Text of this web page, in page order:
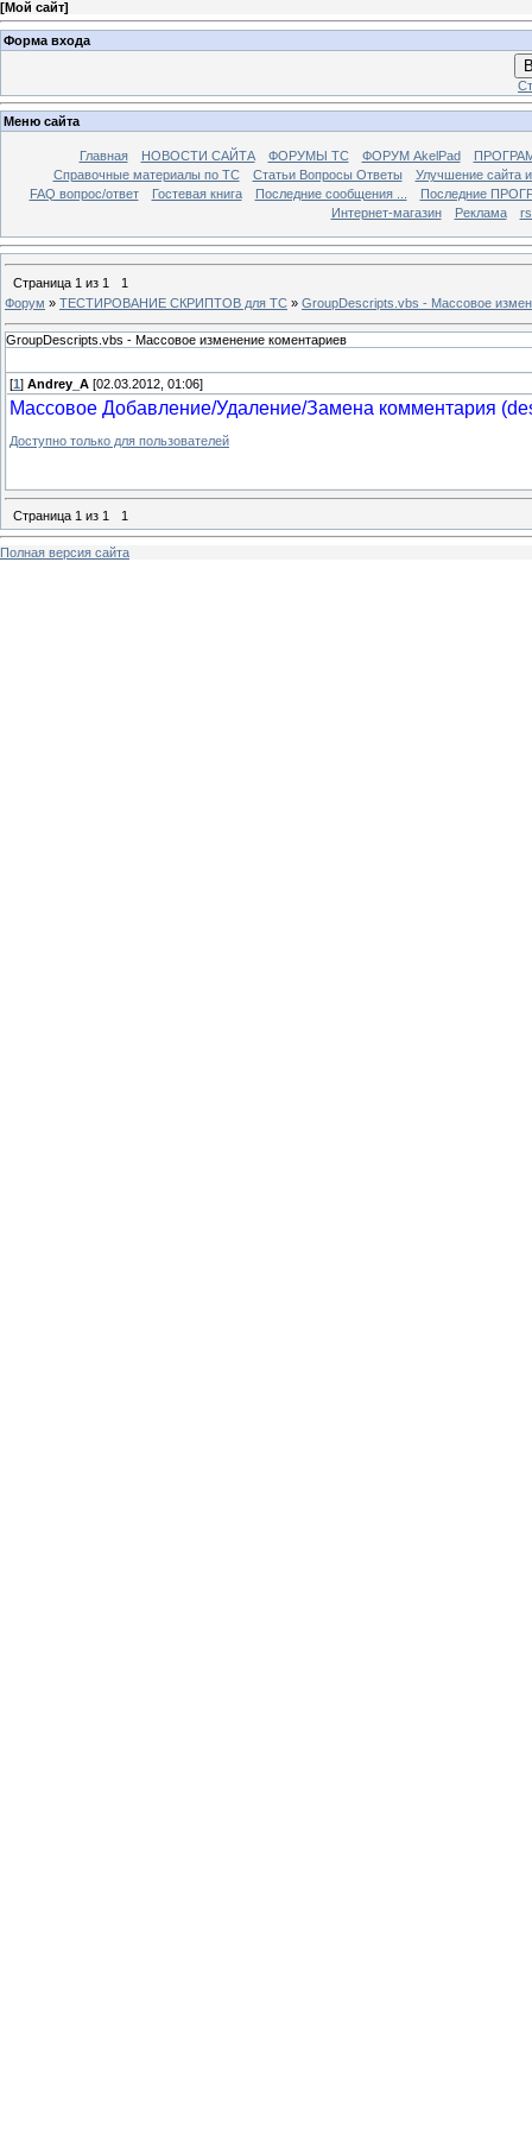
[Мой сайт]
Форма входа
Меню сайта
Главная НОВОСТИ САЙТА ФОРУМЫ TC ФОРУМ AkelPad
Справочные материалы по TС
Статьи Вопросы Ответы
Улучшение сайта
FAQ вопрос/ответ
Гостевая книга Последние сообщения ...
Последние
Интернет-магазин
Реклама
Страница 1 из 1
1
Форум » ТЕСТИРОВАНИЕ СКРИПТОВ для TC » GroupDescripts.vbs - Массовое
GroupDescripts.vbs - Массовое изменение коментариев
[1 ] Andrey_A [02.03.2012, 01:06]
Массовое Добавление/Удаление/Замена комментария
Доступно только для пользователей
Страница 1 из 1 1
Полная версия сайта